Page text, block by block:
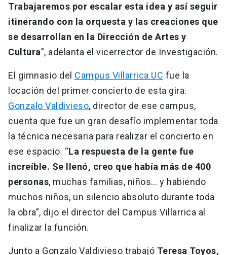
Trabajaremos por escalar esta idea y así seguir
itinerando con la orquesta y las creaciones que
se desarrollan en la Dirección de Artes y
Cultura”, adelanta el vicerrector de Investigación.
El gimnasio del Campus Villarrica UC fue la
locación del primer concierto de esta gira.
Gonzalo Valdivieso, director de ese campus,
cuenta que fue un gran desafío implementar toda
la técnica necesaria para realizar el concierto en
ese espacio. “La respuesta de la gente fue
increíble. Se llenó, creo que había más de 400
personas, muchas familias, niños… y habiendo
muchos niños, un silencio absoluto durante toda
la obra”, dijo el director del Campus Villarrica al
finalizar la función.
Junto a Gonzalo Valdivieso trabajó Teresa Toyos,